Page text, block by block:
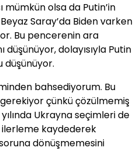
olsa da Putin’in
Saray’da Biden varken
Bu pencerenin ara
dolayısıyla Putin
düşünüyor.
bahsediyorum. Bu
çünkü çözülmemiş
Ukrayna seçimleri de
ilerleme kaydederek
dönüşmemesini